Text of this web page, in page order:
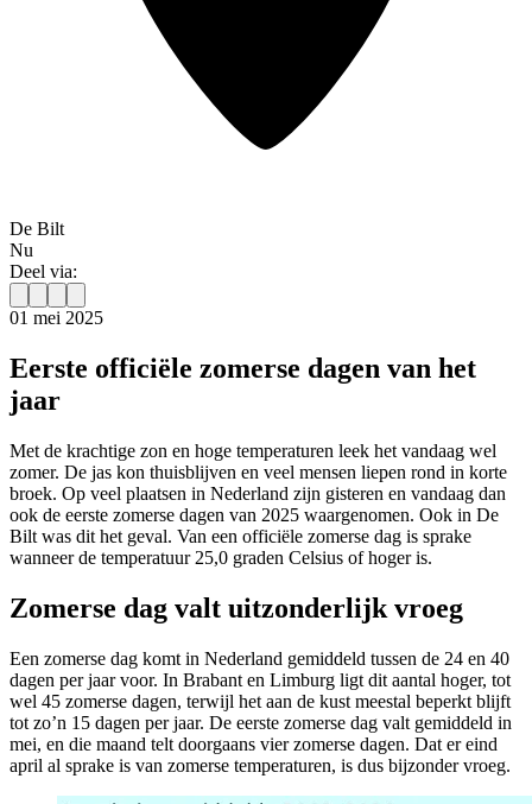
De Bilt
Nu
Deel via:
01 mei 2025
Eerste officiële zomerse dagen van het
jaar
Met de krachtige zon en hoge temperaturen leek het vandaag wel
zomer. De jas kon thuisblijven en veel mensen liepen rond in korte
broek. Op veel plaatsen in Nederland zijn gisteren en vandaag dan
ook de eerste zomerse dagen van 2025 waargenomen. Ook in De
Bilt was dit het geval. Van een officiële zomerse dag is sprake
wanneer de temperatuur 25,0 graden Celsius of hoger is.
Zomerse dag valt uitzonderlijk vroeg
Een zomerse dag komt in Nederland gemiddeld tussen de 24 en 40
dagen per jaar voor. In Brabant en Limburg ligt dit aantal hoger, tot
wel 45 zomerse dagen, terwijl het aan de kust meestal beperkt blijft
tot zo’n 15 dagen per jaar. De eerste zomerse dag valt gemiddeld in
mei, en die maand telt doorgaans vier zomerse dagen. Dat er eind
april al sprake is van zomerse temperaturen, is dus bijzonder vroeg.